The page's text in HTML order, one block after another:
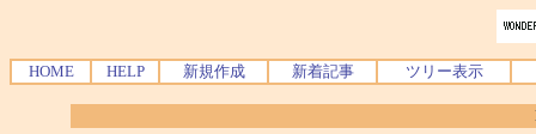
HOME HELP 新規作成 新着記事 ツリー表示